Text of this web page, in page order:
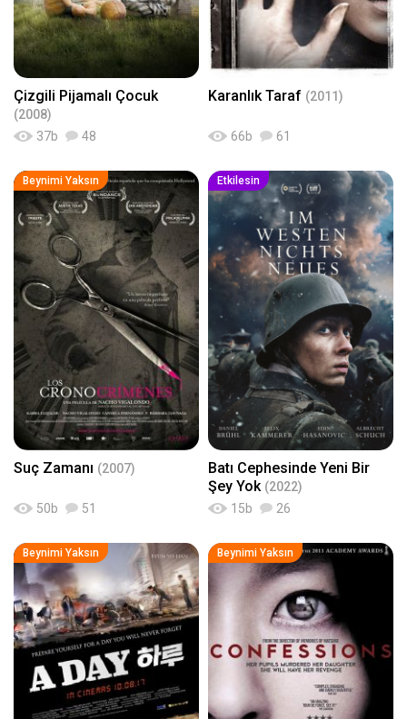
Çizgili Pijamalı Çocuk
(2008)
37b 48
Karanlık Taraf (2011)
66b 61
Beynimi Yaksın
Suç Zamanı (2007)
50b 51
Etkilesin
Batı Cephesinde Yeni Bir
Şey Yok (2022)
15b 26
Beynimi Yaksın Beynimi Yaksın